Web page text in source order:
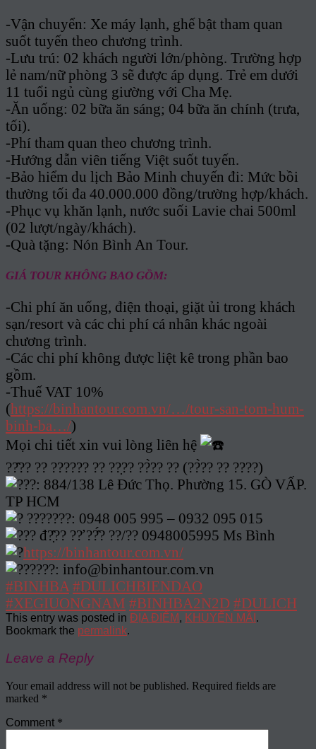
-Vận chuyển: Xe máy lạnh, ghế bật tham quan
suốt tuyến theo chương trình.
-Lưu trú: 02 khách người lớn/phòng. Trường hợp
lẻ nam/nữ phòng 3 sẽ được áp dụng. Trẻ em dưới
11 tuổi ngủ cùng giường với Cha Mẹ.
-Ăn uống: 02 bữa ăn sáng; 04 bữa ăn chính (trưa,
tối).
-Phí tham quan theo chương trình.
-Hướng dẫn viên tiếng Việt suốt tuyến.
-Bảo hiểm du lịch Bảo Minh chuyến đi: Mức bồi
thường tối đa 40.000.000 đồng/trường hợp/khách.
-Phục vụ khăn lạnh, nước suối Lavie chai 500ml
(02 lượt/ngày/khách).
-Quà tặng: Nón Bình An Tour.
GIÁ TOUR KHÔNG BAO GỒM:
-Chi phí ăn uống, điện thoại, giặt ủi trong khách
sạn/resort và các chi phí cá nhân khác ngoài
chương trình.
-Các chi phí không được liệt kê trong phần bao
gồm.
-Thuế VAT 10%
(https://binhantour.com.vn/…/tour-san-tom-hum-
binh-ba…/)
Mọi chi tiết xin vui lòng liên hệ
??̂?? ?? ?????? ?? ??̣?? ??̀?? ?? (??̀?? ?? ????)
??: 884/138 Lê Đức Thọ. Phường 15. GÒ VẤP.
TP HCM
???????: 0948 005 995 – 0932 095 015
?? đ?̣̂?? ??̛ ??̂́? ??/?? 0948005995 Ms Bình
https://binhantour.com.vn/
?????: info@binhantour.com.vn
#BINHBA #DULICHBIENDAO
#XEGIUONGNAM #BINHBA2N2D #DULICH
This entry was posted in ĐỊA ĐIỂM, KHUYẾN MÃI .
Bookmark the permalink.
Leave a Reply
Your email address will not be published. Required fields are
marked *
Comment *